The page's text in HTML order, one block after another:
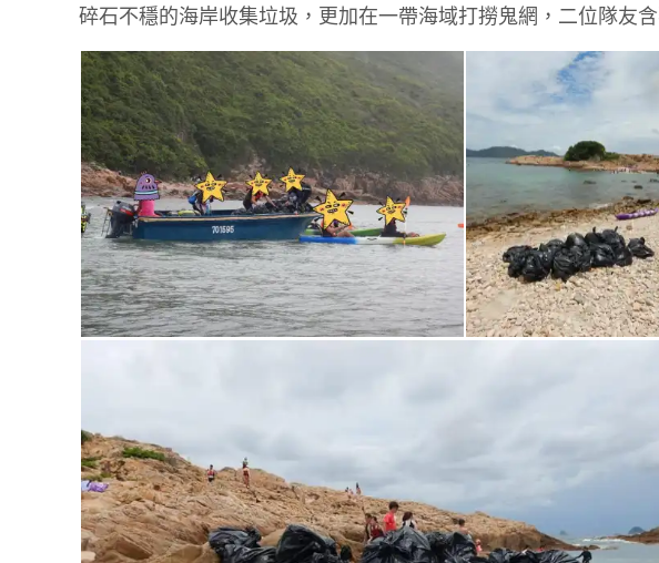
碎石不穩的海岸收集垃圾，更加在一帶海域打撈鬼網，二位隊友